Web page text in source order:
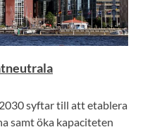
syftar till att etablera
samt öka kapaciteten